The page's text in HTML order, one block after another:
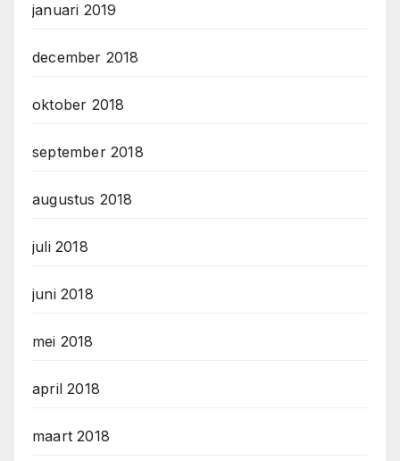
januari 2019
december 2018
oktober 2018
september 2018
augustus 2018
juli 2018
juni 2018
mei 2018
april 2018
maart 2018